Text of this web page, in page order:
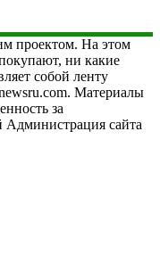
проектом. На этом
ни какие
собой ленту
Материалы
за
Администрация сайта